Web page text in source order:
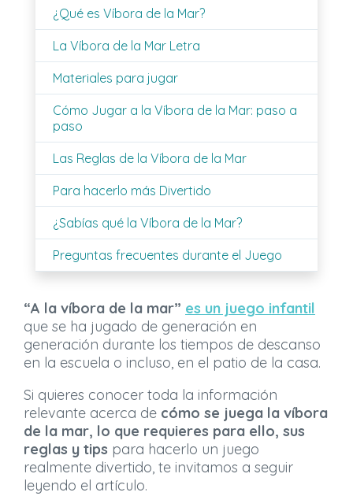
¿Qué es Víbora de la Mar?
La Víbora de la Mar Letra
Materiales para jugar
Cómo Jugar a la Víbora de la Mar: paso a
paso
Las Reglas de la Víbora de la Mar
Para hacerlo más Divertido
¿Sabías qué la Víbora de la Mar?
Preguntas frecuentes durante el Juego
“A la víbora de la mar” es un juego infantil
que se ha jugado de generación en
generación durante los tiempos de descanso
en la escuela o incluso, en el patio de la casa.
Si quieres conocer toda la información
relevante acerca de cómo se juega la víbora
de la mar, lo que requieres para ello, sus
reglas y tips para hacerlo un juego
realmente divertido, te invitamos a seguir
leyendo el artículo.